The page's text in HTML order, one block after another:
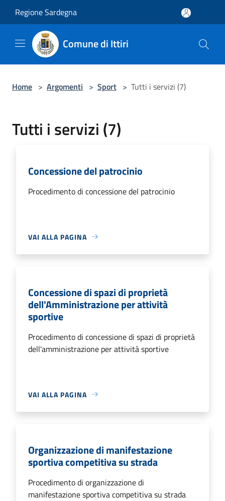
Regione Sardegna
Comune di Ittiri
Home > Argomenti > Sport > Tutti i servizi (7)
Tutti i servizi (7)
Concessione del patrocinio
Procedimento di concessione del patrocinio
VAI ALLA PAGINA
Concessione di spazi di proprietà
dell'Amministrazione per attività
sportive
Procedimento di concessione di spazi di proprietà
dell'amministrazione per attività sportive
VAI ALLA PAGINA
Organizzazione di manifestazione
sportiva competitiva su strada
Procedimento di organizzazione di
manifestazione sportiva competitiva su strada